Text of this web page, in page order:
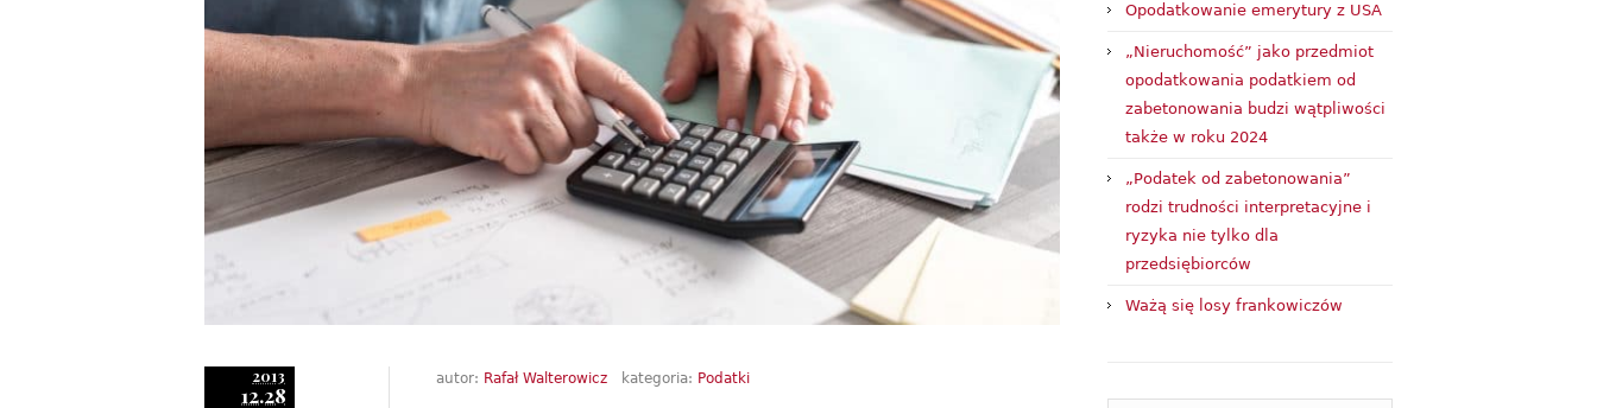
2013
12.28
autor: Rafał Walterowicz kategoria: Podatki
Opodatkowanie emerytury z USA
„Nieruchomość” jako przedmiot
opodatkowania podatkiem od
zabetonowania budzi wątpliwości
także w roku 2024
„Podatek od zabetonowania”
rodzi trudności interpretacyjne i
ryzyka nie tylko dla
przedsiębiorców
Ważą się losy frankowiczów